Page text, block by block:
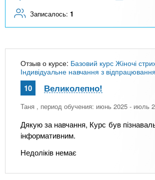
Записалось: 1
Отзыв о курсе: Базовий курс Жіночі
Індивідуальне навчання з
Таня , период обучения: июнь 2025 - июль
Дякую за навчання, Курс був
інформативним.
Недоліків немає
10 Великолепно!